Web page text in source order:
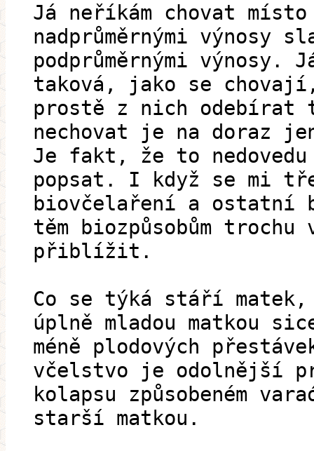
Já neříkám chovat
nadprůměrnými výnosy
podprůměrnými výnosy.
taková, jako se
prostě z nich odebírat
nechovat je na doraz
Je fakt, že to nedovedu
popsat. I když se mi
biovčelaření a ostatní
těm biozpůsobům trochu
přiblížit.
Co se týká stáří
úplně mladou matkou
méně plodových
včelstvo je odolnější
kolapsu způsobeném
starší matkou.